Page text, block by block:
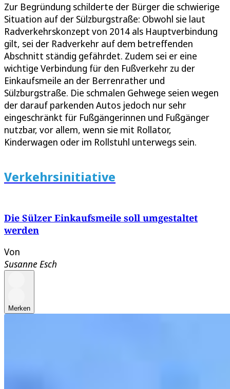
Zur Begründung schilderte der Bürger die schwierige
Situation auf der Sülzburgstraße: Obwohl sie laut
Radverkehrskonzept von 2014 als Hauptverbindung
gilt, sei der Radverkehr auf dem betreffenden
Abschnitt ständig gefährdet. Zudem sei er eine
wichtige Verbindung für den Fußverkehr zu der
Einkaufsmeile an der Berrenrather und
Sülzburgstraße. Die schmalen Gehwege seien wegen
der darauf parkenden Autos jedoch nur sehr
eingeschränkt für Fußgängerinnen und Fußgänger
nutzbar, vor allem, wenn sie mit Rollator,
Kinderwagen oder im Rollstuhl unterwegs sein.
Verkehrsinitiative
Die Sülzer Einkaufsmeile soll umgestaltet
werden
Von
Susanne Esch
Merken